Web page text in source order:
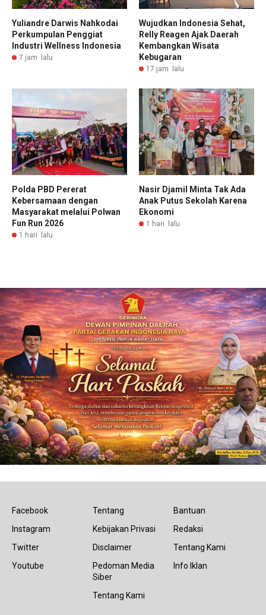
Yuliandre Darwis Nahkodai
Perkumpulan Penggiat
Industri Wellness Indonesia
7 jam lalu
Wujudkan Indonesia Sehat,
Relly Reagen Ajak Daerah
Kembangkan Wisata
Kebugaran
17 jam lalu
Polda PBD Pererat
Kebersamaan dengan
Masyarakat melalui Polwan
Fun Run 2026
1 hari lalu
Nasir Djamil Minta Tak Ada
Anak Putus Sekolah Karena
Ekonomi
1 hari lalu
Facebook
Instagram
Twitter
Youtube
Tentang
Kebijakan Privasi
Disclaimer
Pedoman Media
Siber
Tentang Kami
Bantuan
Redaksi
Tentang Kami
Info Iklan